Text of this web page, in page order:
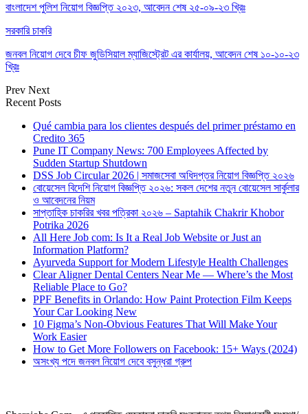
বাংলাদেশ পুলিশ নিয়োগ বিজ্ঞপ্তি ২০২৩, আবেদন শেষ ২৫-০৯-২৩ খ্রিঃ
সরকারি চাকরি
জনবল নিয়োগ দেবে চীফ জুডিসিয়াল ম্যাজিস্ট্রেট এর কার্যালয়, আবেদন শেষ ১০-১০-২৩
খ্রিঃ
Prev Next
Recent Posts
Qué cambia para los clientes después del primer préstamo en
Credito 365
Pune IT Company News: 700 Employees Affected by
Sudden Startup Shutdown
DSS Job Circular 2026 | সমাজসেবা অধিদপ্তর নিয়োগ বিজ্ঞপ্তি ২০২৬
বোয়েসেল বিদেশি নিয়োগ বিজ্ঞপ্তি ২০২৬: সকল দেশের নতুন বোয়েসেল সার্কুলার
ও আবেদনের নিয়ম
সাপ্তাহিক চাকরির খবর পত্রিকা ২০২৬ – Saptahik Chakrir Khobor
Potrika 2026
All Here Job com: Is It a Real Job Website or Just an
Information Platform?
Ayurveda Support for Modern Lifestyle Health Challenges
Clear Aligner Dental Centers Near Me — Where’s the Most
Reliable Place to Go?
PPF Benefits in Orlando: How Paint Protection Film Keeps
Your Car Looking New
10 Figma’s Non-Obvious Features That Will Make Your
Work Easier
How to Get More Followers on Facebook: 15+ Ways (2024)
অসংখ্য পদে জনবল নিয়োগ দেবে বসুন্ধরা গ্রুপ